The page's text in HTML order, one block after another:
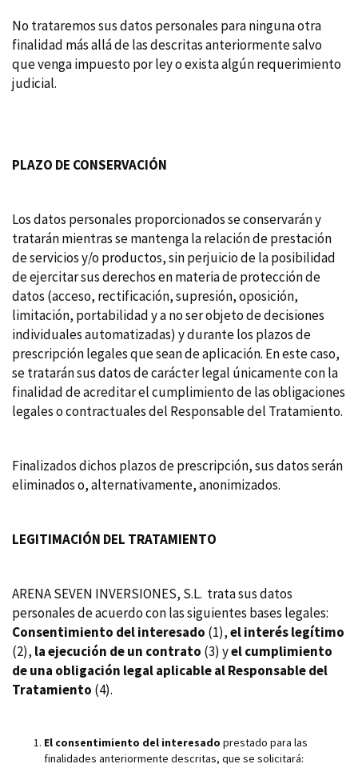
No trataremos sus datos personales para ninguna otra
finalidad más allá de las descritas anteriormente salvo
que venga impuesto por ley o exista algún requerimiento
judicial.
PLAZO DE CONSERVACIÓN
Los datos personales proporcionados se conservarán y
tratarán mientras se mantenga la relación de prestación
de servicios y/o productos, sin perjuicio de la posibilidad
de ejercitar sus derechos en materia de protección de
datos (acceso, rectificación, supresión, oposición,
limitación, portabilidad y a no ser objeto de decisiones
individuales automatizadas) y durante los plazos de
prescripción legales que sean de aplicación. En este caso,
se tratarán sus datos de carácter legal únicamente con la
finalidad de acreditar el cumplimiento de las obligaciones
legales o contractuales del Responsable del Tratamiento.
Finalizados dichos plazos de prescripción, sus datos serán
eliminados o, alternativamente, anonimizados.
LEGITIMACIÓN DEL TRATAMIENTO
ARENA SEVEN INVERSIONES, S.L. trata sus datos
personales de acuerdo con las siguientes bases legales:
Consentimiento del interesado (1),el interés legítimo
(2), la ejecución de un contrato (3) yel cumplimiento
de una obligación legal aplicable al Responsable del
Tratamiento (4).
El consentimiento del interesado prestado para las
finalidades anteriormente descritas, que se solicitará: